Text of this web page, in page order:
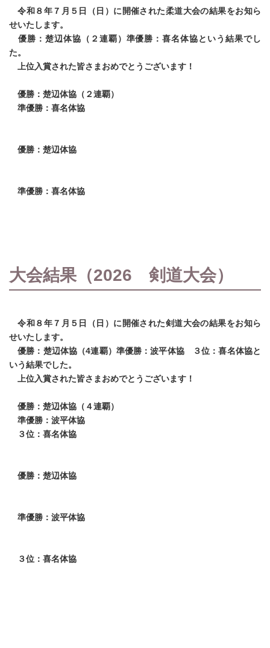
令和８年７月５日（日）に開催された柔道大会の結果をお知ら
せいたします。
優勝：楚辺体協（２連覇）準優勝：喜名体協という結果でし
た。
上位入賞された皆さまおめでとうございます！
優勝：楚辺体協（２連覇）
準優勝：喜名体協
優勝：楚辺体協
準優勝：喜名体協
大会結果（2026 剣道大会）
令和８年７月５日（日）に開催された剣道大会の結果をお知ら
せいたします。
優勝：楚辺体協（4連覇）準優勝：波平体協 ３位：喜名体協と
いう結果でした。
上位入賞された皆さまおめでとうございます！
優勝：楚辺体協（４連覇）
準優勝：波平体協
３位：喜名体協
優勝：楚辺体協
準優勝：波平体協
３位：喜名体協